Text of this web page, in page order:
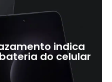
indica
do celular